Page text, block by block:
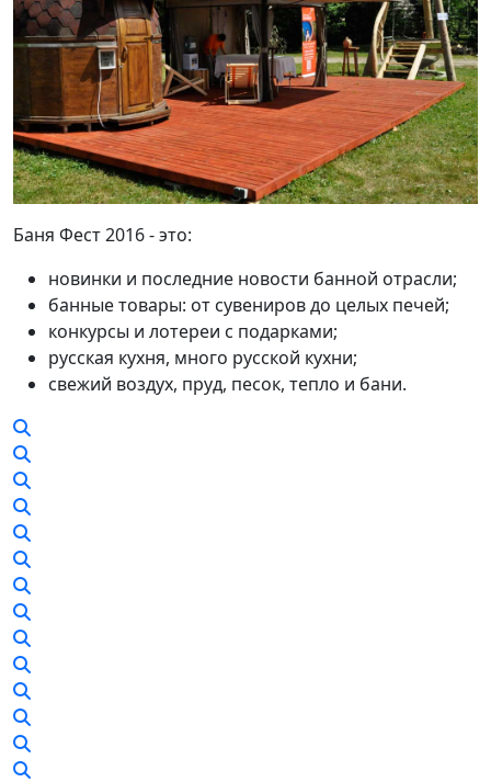
Баня Фест 2016 - это:
новинки и последние новости банной отрасли;
банные товары: от сувениров до целых печей;
конкурсы и лотереи с подарками;
русская кухня, много русской кухни;
свежий воздух, пруд, песок, тепло и бани.